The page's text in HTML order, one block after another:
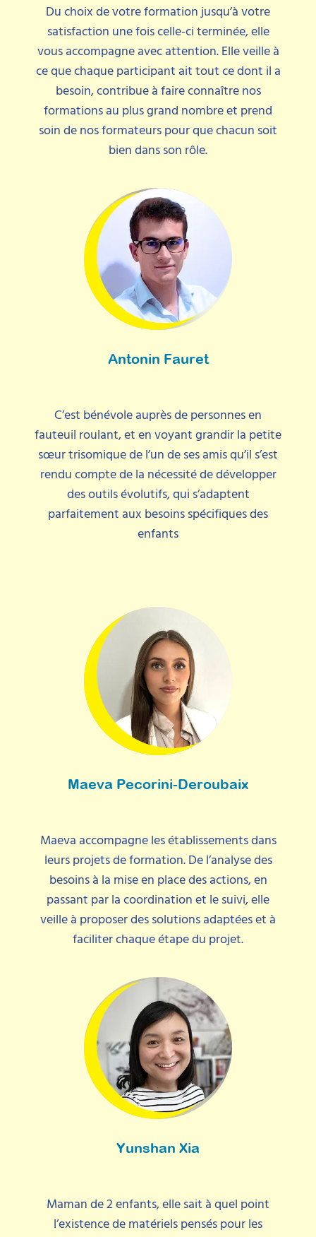
Du choix de votre formation jusqu’à votre
satisfaction une fois celle-ci terminée, elle
vous accompagne avec attention. Elle veille à
ce que chaque participant ait tout ce dont il a
besoin, contribue à faire connaître nos
formations au plus grand nombre et prend
soin de nos formateurs pour que chacun soit
bien dans son rôle.
Antonin Fauret
C’est bénévole auprès de personnes en
fauteuil roulant, et en voyant grandir la petite
sœur trisomique de l’un de ses amis qu’il s’est
rendu compte de la nécessité de développer
des outils évolutifs, qui s’adaptent
parfaitement aux besoins spécifiques des
enfants
Maeva Pecorini-Deroubaix
Maeva accompagne les établissements dans
leurs projets de formation. De l’analyse des
besoins à la mise en place des actions, en
passant par la coordination et le suivi, elle
veille à proposer des solutions adaptées et à
faciliter chaque étape du projet.
Yunshan Xia
Maman de 2 enfants, elle sait à quel point
l’existence de matériels pensés pour les